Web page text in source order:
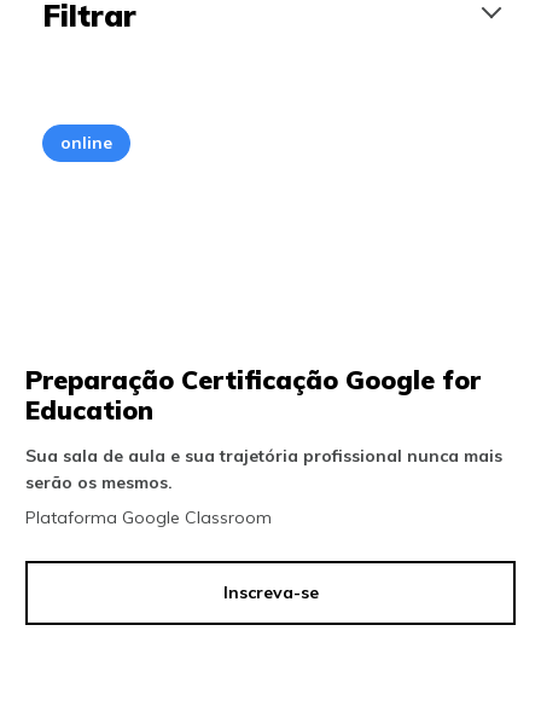
Filtrar
Curso Online
E-books
online
Preparação Certificação Google for
Education
Sua sala de aula e sua trajetória profissional nunca mais
serão os mesmos.
Plataforma Google Classroom
Inscreva-se